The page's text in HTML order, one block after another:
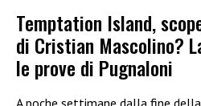
Temptation Island,
di Cristian Mascolino?
le prove di Pugnaloni